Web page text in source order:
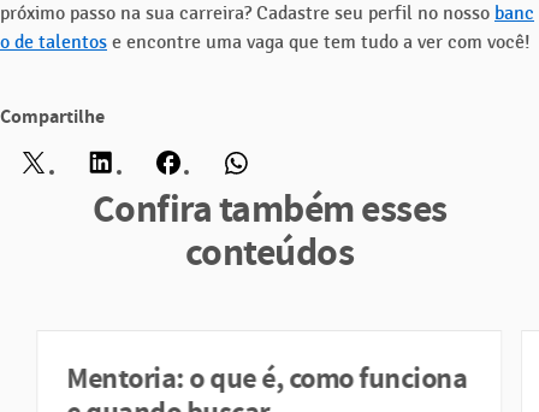
próximo passo na sua carreira? Cadastre seu perfil no nosso banc
o de talentos e encontre uma vaga que tem tudo a ver com você!
Compartilhe
Twitter LinkedInFacebookWhatsApp
Confira também esses
conteúdos
Mentoria: o que é, como funciona